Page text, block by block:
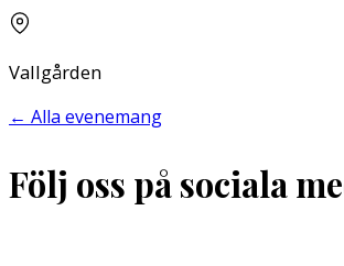
Vallgården
← Alla evenemang
Följ oss på sociala